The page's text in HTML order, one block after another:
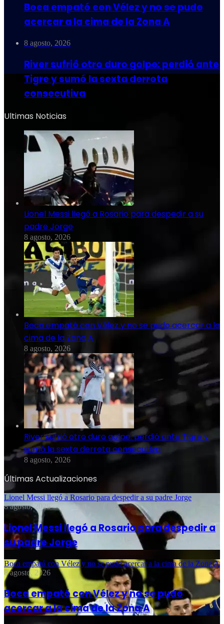
Boca empató con Vélez y no se pudo
acercar a la cima de la Zona A
8 agosto, 2026
River sufrió otro duro golpe: perdió ante
Tigre y sumó la sexta derrota
consecutiva
Ultimas Noticias
Lionel Messi llegó a Rosario para despedir a su
padre Jorge
8 agosto, 2026
Boca empató con Vélez y no se pudo acercar a la
cima de la Zona A
8 agosto, 2026
River sufrió otro duro golpe: perdió ante Tigre y
sumó la sexta derrota consecutiva
8 agosto, 2026
Últimas Actualizaciones
Lionel Messi llegó a Rosario para despedir a su padre Jorge
8 agosto, 2026
Lionel Messi llegó a Rosario para despedir a
su padre Jorge
Boca empató con Vélez y no se pudo acercar a la cima de la Zona A
8 agosto, 2026
Boca empató con Vélez y no se pudo
acercar a la cima de la Zona A